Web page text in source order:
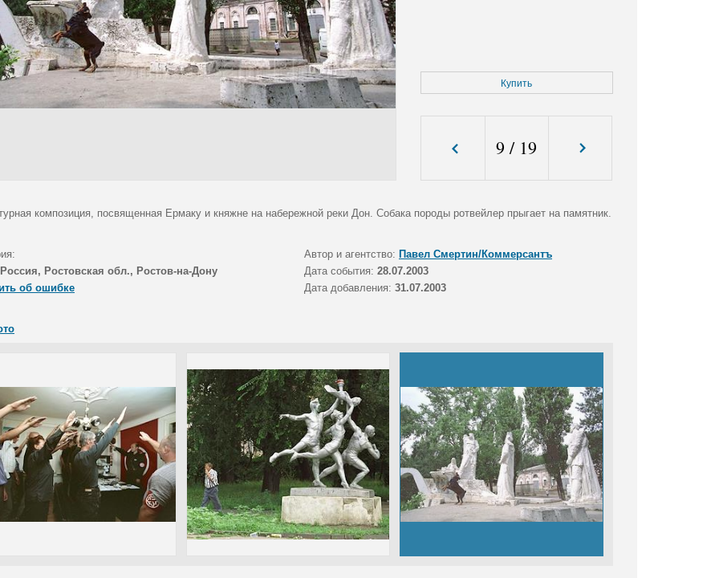
Купить
9 / 19
композиция, посвященная Ермаку и княжне на набережной реки Дон. Собака породы ротвейлер прыгает на памятник.
Автор и агентство: Павел Смертин/Коммерсантъ
Россия, Ростовская обл., Ростов-на-Дону Дата события: 28.07.2003
об ошибке
Дата добавления: 31.07.2003